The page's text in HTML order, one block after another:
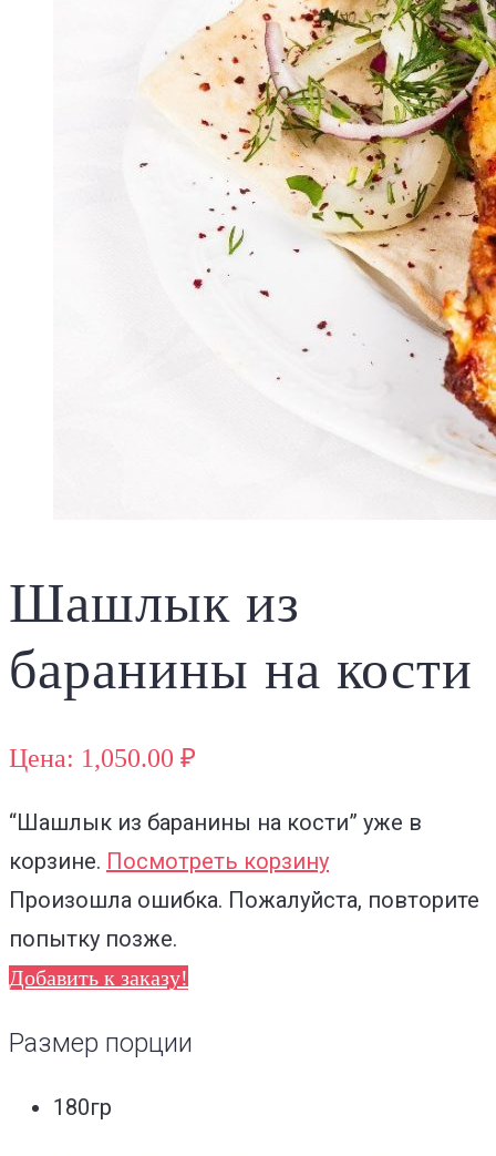
Шашлык из
баранины на кости
Цена: 1,050.00 ₽
“Шашлык из баранины на кости” уже в
корзине. Посмотреть корзину
Произошла ошибка. Пожалуйста, повторите
попытку позже.
Добавить к заказу!
Размер порции
180гр